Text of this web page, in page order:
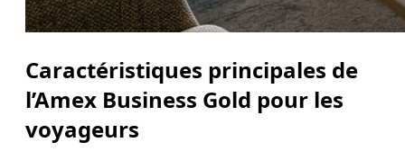
Caractéristiques principales de
l’Amex Business Gold pour les
voyageurs